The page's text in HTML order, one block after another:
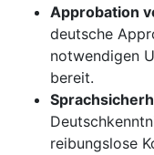
Approbation
deutsche
notwendigen
bereit.
reibungslose